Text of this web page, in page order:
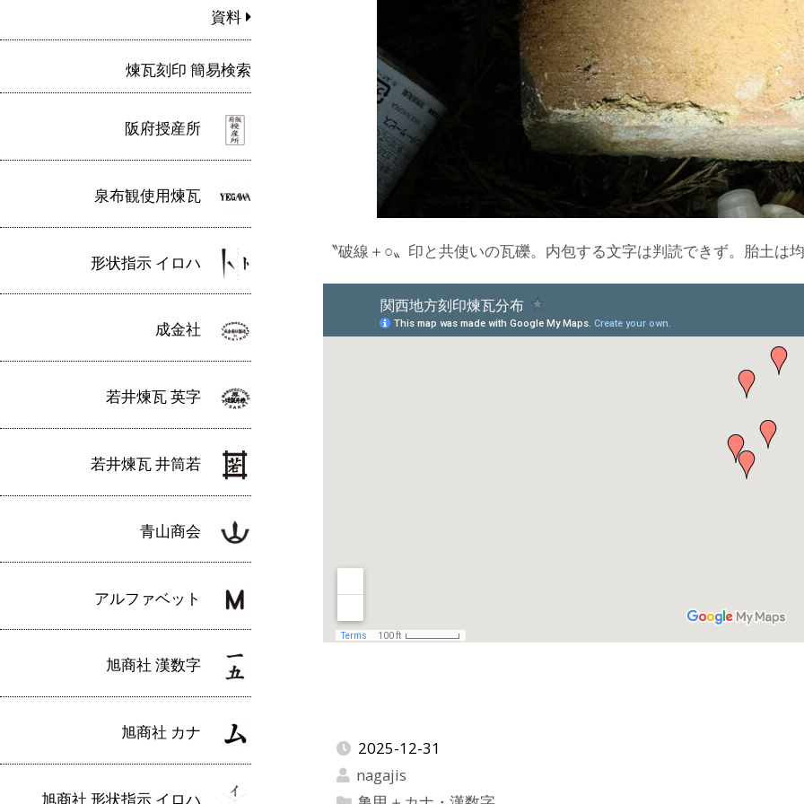
資料
煉瓦刻印 簡易検索
阪府授産所
泉布観使用煉瓦
形状指示 イロハ
成金社
若井煉瓦 英字
若井煉瓦 井筒若
青山商会
アルファベット
旭商社 漢数字
旭商社 カナ
旭商社 形状指示 イロハ
〝破線＋○〟印と共使いの瓦礫。内包する文字は判読できず。胎土は
2025-12-31
nagajis